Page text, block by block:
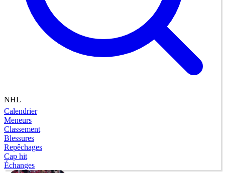
NHL
Calendrier
Meneurs
Classement
Blessures
Repêchages
Cap hit
Échanges